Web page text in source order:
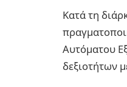
Κατά τη
Αυτόματου
δεξιοτήτων